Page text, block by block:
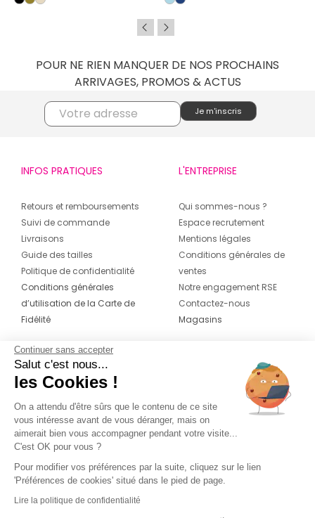
POUR NE RIEN MANQUER DE NOS PROCHAINS
ARRIVAGES, PROMOS & ACTUS
INFOS PRATIQUES
Retours et remboursements
Suivi de commande
Livraisons
Guide des tailles
Politique de confidentialité
Conditions générales
d’utilisation de la Carte de
Fidélité
L'ENTREPRISE
Qui sommes-nous ?
Espace recrutement
Mentions légales
Conditions générales de
ventes
Notre engagement RSE
Contactez-nous
Magasins
CONTACT
04 42 20 78 42
Du lundi au jeudi de 8h30 à 16h30 & le
vendredi de 8h30 à 15h30
Continuer sans accepter
Salut c'est nous...
les Cookies !
On a attendu d'être sûrs que le contenu de ce site
vous intéresse avant de vous déranger, mais on
aimerait bien vous accompagner pendant votre visite...
C'est OK pour vous ?
Pour modifier vos préférences par la suite, cliquez sur le lien
'Préférences de cookies' situé dans le pied de page.
Lire la politique de confidentialité